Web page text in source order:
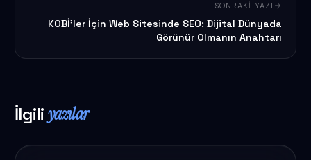
SONRAKI YAZI
KOBİ'ler İçin Web Sitesinde SEO: Dijital Dünyada
Görünür Olmanın Anahtarı
İlgiliyazılar